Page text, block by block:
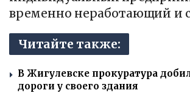
временно неработающий и
Читайте также:
В Жигулевске прокуратура
дороги у своего здания